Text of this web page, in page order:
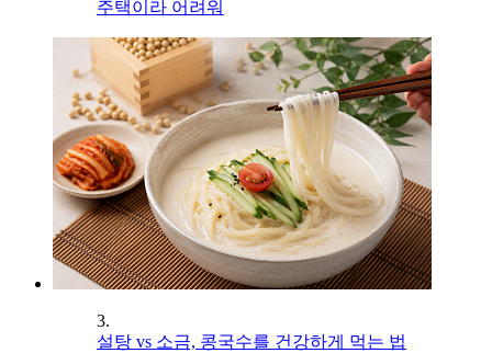
주택이라 어려워
3.
설탕 vs 소금, 콩국수를 건강하게 먹는 법